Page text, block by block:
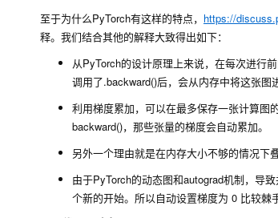
至于为什么PyTorch有这样的特点， https://
释。我们结合其他的解释大致得出如下：
从PyTorch的设计原理上来说，在每次进行
调用了.backward()后，会从内存中将这张图
利用梯度累加，可以在最多保存一张计算图
backward()，那些张量的梯度会自动累加。
另外一个理由就是在内存大小不够的情况下
由于PyTorch的动态图和autograd机制，导
个新的开始。所以自动设置梯度为 0 比较棘